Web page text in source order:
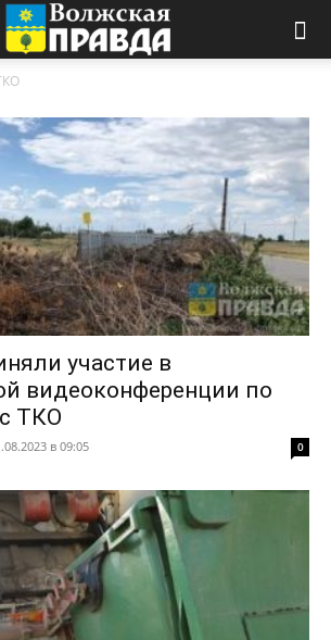
участие в
видеоконференции по
ТКО
в 09:05 0